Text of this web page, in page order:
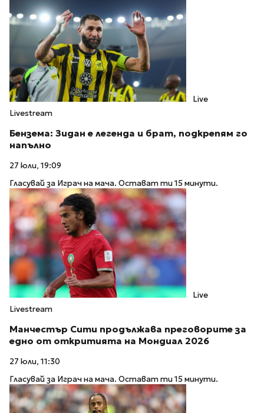
Live
Livestream
Бензема: Зидан е легенда и брат, подкрепям го
напълно
27 юли, 19:09
Гласувай за Играч на мача. Остават ти 15 минути.
Live
Livestream
Манчестър Сити продължава преговорите за
едно от откритията на Мондиал 2026
27 юли, 11:30
Гласувай за Играч на мача. Остават ти 15 минути.